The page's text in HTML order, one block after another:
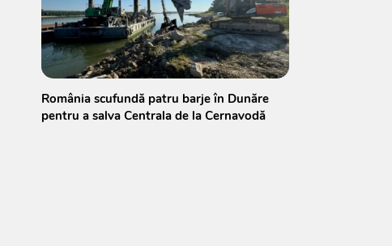
România scufundă patru barje în Dunăre
pentru a salva Centrala de la Cernavodă